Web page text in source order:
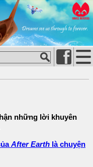
những lời khuyên
After Earth là chuyện